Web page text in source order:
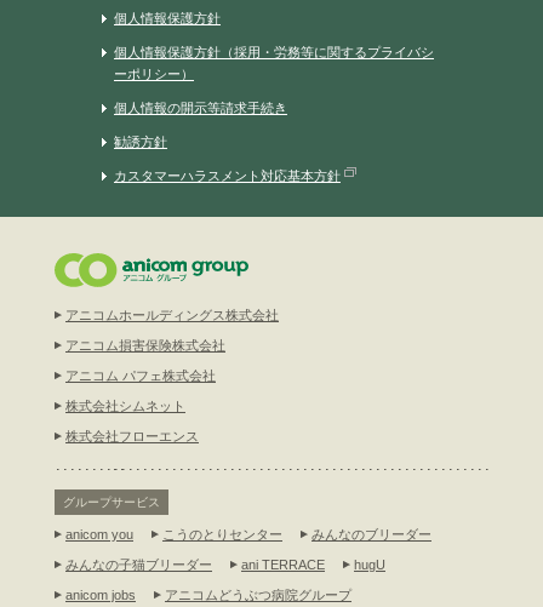
個人情報保護方針
個人情報保護方針（採用・労務等に関するプライバシ
ーポリシー）
個人情報の開示等請求手続き
勧誘方針
カスタマーハラスメント対応基本方針
アニコムホールディングス株式会社
アニコム損害保険株式会社
アニコム パフェ株式会社
株式会社シムネット
株式会社フローエンス
グループサービス
anicom you こうのとりセンター みんなのブリーダー
みんなの子猫ブリーダー ani TERRACE hugU
anicom jobs アニコムどうぶつ病院グループ